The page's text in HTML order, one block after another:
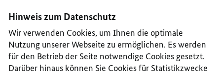
II
III
IV
V
Hinweis zum Datenschutz
Wir verwenden Cookies, um Ihnen die optimale
Nutzung unserer Webseite zu ermöglichen. Es werden
für den Betrieb der Seite notwendige Cookies gesetzt.
Darüber hinaus können Sie Cookies für Statistikzwecke